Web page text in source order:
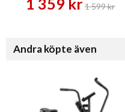
1 359 kr1 599 kr
Andra köpte även